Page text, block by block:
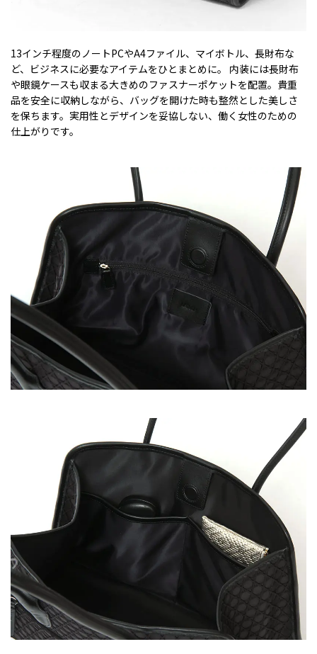
13インチ程度のノートPCやA4ファイル、マイボトル、長財布な
ど、ビジネスに必要なアイテムをひとまとめに。 内装には長財布
や眼鏡ケースも収まる大きめのファスナーポケットを配置。貴重
品を安全に収納しながら、バッグを開けた時も整然とした美しさ
を保ちます。実用性とデザインを妥協しない、働く女性のための
仕上がりです。